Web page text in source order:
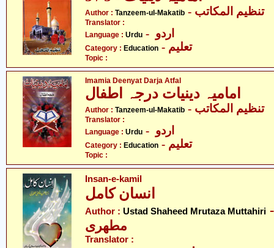
Author : Tanzeem-ul-Makatib - تنظیم المکاتب
Translator :
Language : Urdu
Category : Education - تعلیم
Topic :
Imamia Deenyat Darja Atfal
امامیہ دینیات درجہ اطفال
Author : Tanzeem-ul-Makatib - تنظیم المکاتب
Translator :
Language : Urdu
Category : Education - تعلیم
Topic :
Insan-e-kamil
Author : Ustad Shaheed Mrutaza Muttahiri
مطھری
Translator :